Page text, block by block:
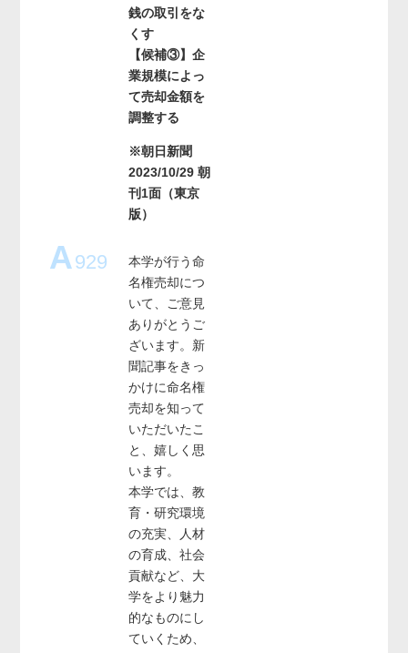
銭の取引をな
くす
【候補③】企
業規模によっ
て売却金額を
調整する
※朝日新聞
2023/10/29 朝
刊1面（東京
版）
A929
本学が行う命
名権売却につ
いて、ご意見
ありがとうご
ざいます。新
聞記事をきっ
かけに命名権
売却を知って
いただいたこ
と、嬉しく思
います。
本学では、教
育・研究環境
の充実、人材
の育成、社会
貢献など、大
学をより魅力
的なものにし
ていくため、